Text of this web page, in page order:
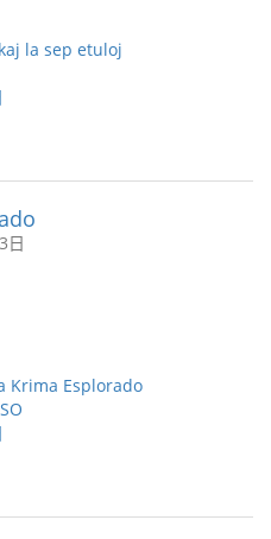
la sep etuloj
日
Krima Esplorado